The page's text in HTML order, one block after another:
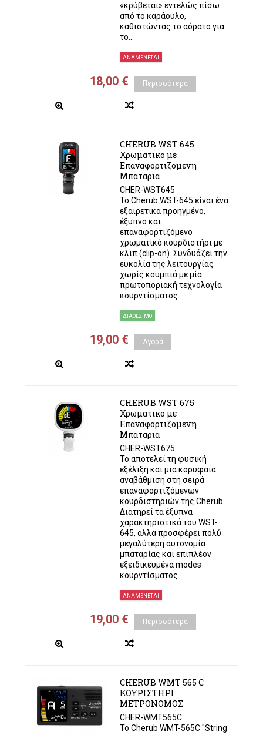
«κρύβεται» εντελώς πίσω
από το καράουλο,
καθιστώντας το αόρατο για
το...
ΑΝΑΜΈΝΕΤΑΙ
18,00 € Περισσότερα
CHERUB WST 645
Χρωματικο με
Επαναφορτιζομενη
Μπαταρια
CHER-WST645
Το Cherub WST-645 είναι ένα
εξαιρετικά προηγμένο,
έξυπνο και
επαναφορτιζόμενο
χρωματικό κουρδιστήρι με
κλιπ (clip-on). Συνδυάζει την
ευκολία της λειτουργίας
χωρίς κουμπιά με μία
πρωτοποριακή τεχνολογία
κουρντίσματος.
ΔΙΑΘΈΣΙΜΟ
19,00 € Αγορά
CHERUB WST 675
Χρωματικο με
Επαναφορτιζομενη
Μπαταρια
CHER-WST675
Το αποτελεί τη φυσική
εξέλιξη και μια κορυφαία
αναβάθμιση στη σειρά
επαναφορτιζόμενων
κουρδιστηριών της Cherub.
Διατηρεί τα έξυπνα
χαρακτηριστικά του WST-
645, αλλά προσφέρει πολύ
μεγαλύτερη αυτονομία
μπαταρίας και επιπλέον
εξειδικευμένα modes
κουρντίσματος.
ΑΝΑΜΈΝΕΤΑΙ
19,00 € Περισσότερα
CHERUB WMT 565 C
ΚΟΥΡΙΣΤΗΡΙ
ΜΕΤΡΟΝΟΜΟΣ
CHER-WMT565C
Το Cherub WMT-565C "String